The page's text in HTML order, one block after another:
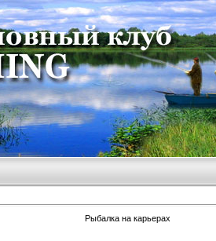
Рыбалка на карьерах